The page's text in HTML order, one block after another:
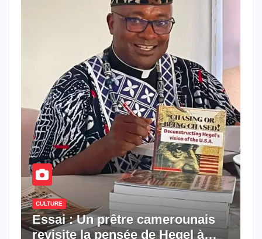
CULTURE
Essai : Un prêtre camerounais
revisite la pensée de Hegel à